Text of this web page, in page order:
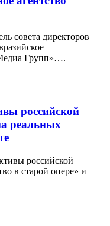
совета директоров
Групп»….
российской
реальных
российской
в старой опере» и